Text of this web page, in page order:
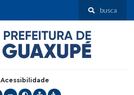
busca
Acessibilidade